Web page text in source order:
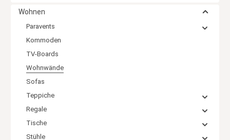
Wohnen
Paravents
Kommoden
TV-Boards
Wohnwände
Sofas
Teppiche
Regale
Tische
Stühle